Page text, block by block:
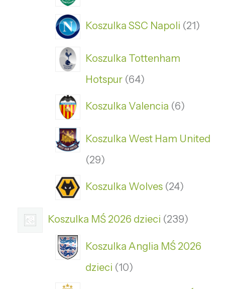
Koszulka SSC Napoli 21
Koszulka Tottenham
Hotspur 64
Koszulka Valencia 6
Koszulka West Ham United
29
Koszulka Wolves 24
Koszulka MŚ 2026 dzieci 239
Koszulka Anglia MŚ 2026
dzieci 10